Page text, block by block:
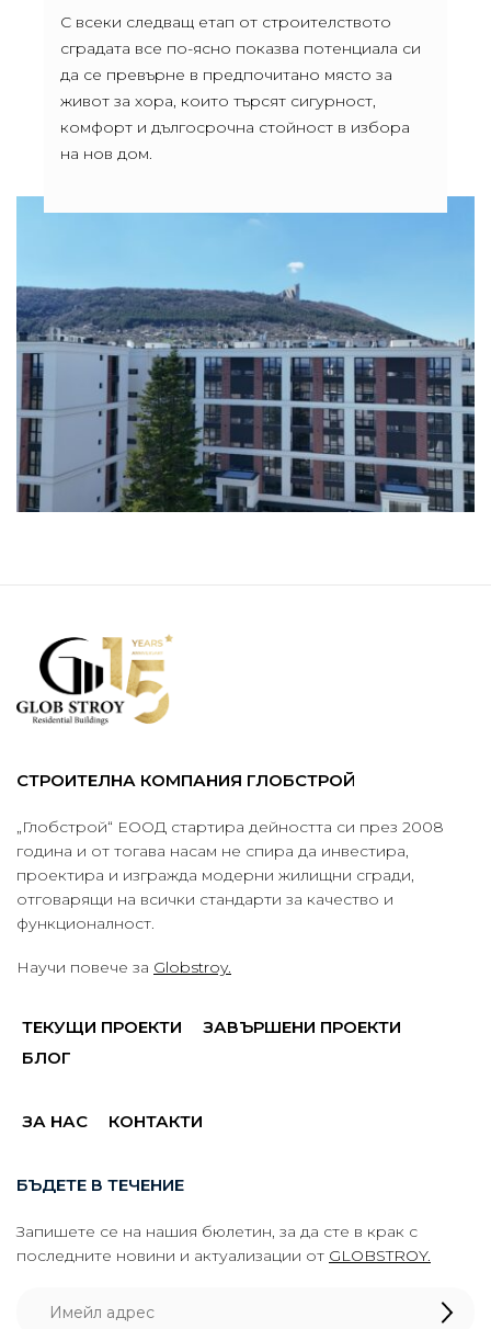
С всеки следващ етап от строителството
сградата все по-ясно показва потенциала си
да се превърне в предпочитано място за
живот за хора, които търсят сигурност,
комфорт и дългосрочна стойност в избора
на нов дом.
СТРОИТЕЛНА КОМПАНИЯ ГЛОБСТРОЙ
„Глобстрой“ ЕООД стартира дейността си през 2008
година и от тогава насам не спира да инвестира,
проектира и изгражда модерни жилищни сгради,
отговарящи на всички стандарти за качество и
функционалност.
Научи повече за Globstroy.
ТЕКУЩИ ПРОЕКТИ
ЗАВЪРШЕНИ ПРОЕКТИ
БЛОГ
ЗА НАС КОНТАКТИ
БЪДЕТЕ В ТЕЧЕНИЕ
Запишете се на нашия бюлетин, за да сте в крак с
последните новини и актуализации от GLOBSTROY.